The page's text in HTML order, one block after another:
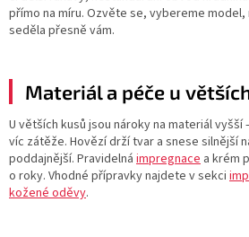
přímo na míru. Ozvěte se, vybereme
seděla přesně vám.
Materiál a péče u
U větších kusů jsou nároky na materiál vyšší
víc zátěže. Hovězí drží tvar a snese silnější
poddajnější. Pravidelná impregnace a krém
o roky. Vhodné přípravky najdete v sekci
kožené oděvy.